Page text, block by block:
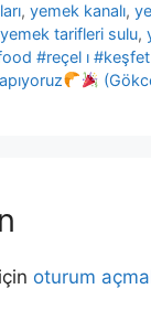
, yemek kanalı,
yemek tarifleri sulu,
#reçel ı
oturum